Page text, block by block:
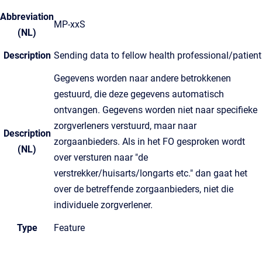
Abbreviation
(NL)
MP-xxS
Description Sending data to fellow health professional/patient
Description
(NL)
Gegevens worden naar andere betrokkenen
gestuurd, die deze gegevens automatisch
ontvangen. Gegevens worden niet naar specifieke
zorgverleners verstuurd, maar naar
zorgaanbieders. Als in het FO gesproken wordt
over versturen naar "de
verstrekker/huisarts/longarts etc." dan gaat het
over de betreffende zorgaanbieders, niet die
individuele zorgverlener.
Type Feature